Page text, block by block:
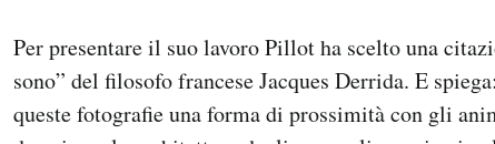
Per presentare il suo lavoro Pillot ha scelto una
sono” del filosofo francese Jacques Derrida. E
queste fotografie una forma di prossimità con gli